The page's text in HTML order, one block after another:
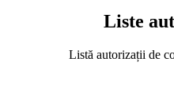
Liste
Listă autorizații de